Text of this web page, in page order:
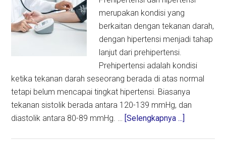
merupakan kondisi yang
berkaitan dengan tekanan darah,
dengan hipertensi menjadi tahap
lanjut dari prehipertensi.
Prehipertensi adalah kondisi
ketika tekanan darah seseorang berada di atas normal
tetapi belum mencapai tingkat hipertensi. Biasanya
tekanan sistolik berada antara 120-139 mmHg, dan
diastolik antara 80-89 mmHg. … [Selengkapnya ...]